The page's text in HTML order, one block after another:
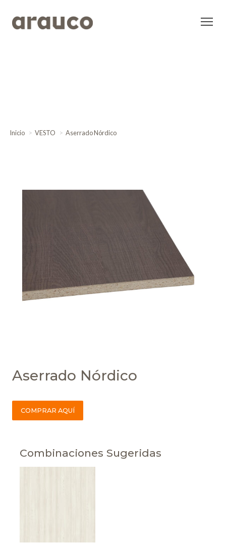
Inicio VESTO Aserrado Nórdico
Aserrado Nórdico
COMPRAR AQUÍ
Combinaciones Sugeridas